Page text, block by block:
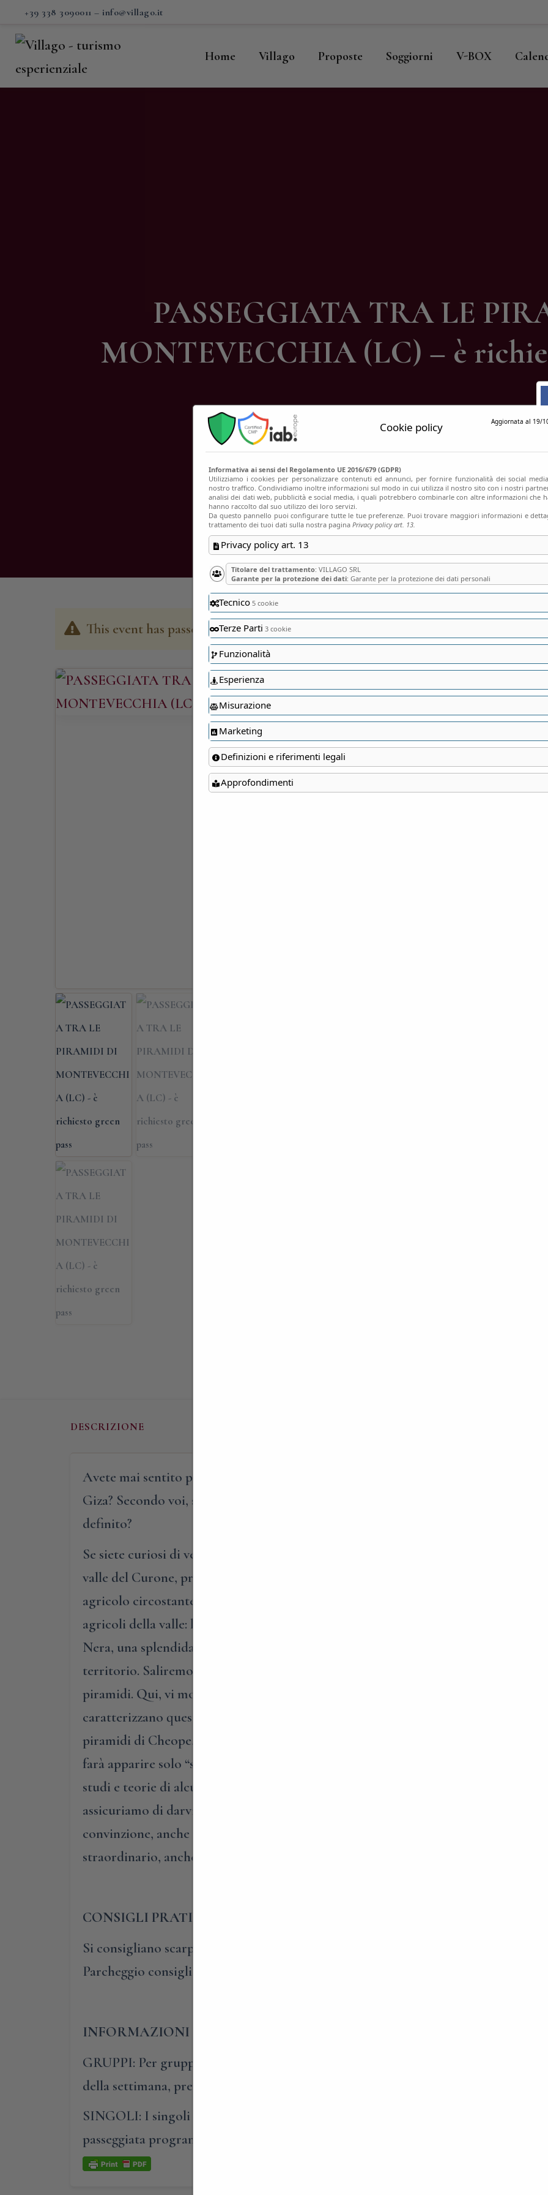
+39 338 3090011 – info@villago.it
Home Villago Proposte Soggiorni V-BOX
PASSEGGIATA TRA LE
MONTEVECCHIA (LC) – è
Villago
Proposte
This event has passed
PASSEGGIATA
MONTEVECCHIA
27 Marzo 2022
Inserisci qui sotto il
DESCRIZIONE
Avete mai sentito parlare delle famose “Piramidi di Montevecchia” e dei loro
Giza? Secondo voi, sono casuali formazioni geologiche o costruzioni esoteriche
definito?
Se siete curiosi di vedere da vicino questo straordinario fenomeno, vi proponiamo
valle del Curone, proprio ai piedi di Montevecchia, alla scoperta di queste
agricolo circostante. Vi accompagneremo lungo affascinanti percorsi sterrati che
agricoli della valle: la Galbusera Bianca, oggi trasformata in un bellissimo
Nera, una splendida azienda vitivinicola con ricettività che, oggi come allora,
territorio. Saliremo poi lungo i terrazzamenti coltivati, passeremo tra boschi e
piramidi. Qui, vi mostreremo un paesaggio mozzafiato e vi racconteremo le storie
caratterizzano questo luogo. Vi sembrerà di essere in un posto “fatato”, quasi
piramidi di Cheope, Chefren e Micerino vi sembreranno davvero “trascendenti”,
farà apparire solo “sorprendenti”. Cercheremo di dipanare alcuni dubbi, le vostre
studi e teorie di alcuni studiosi che si sono cimentati nella soluzione di questo
assicuriamo di darvi proprio tutte le risposte…Ognuno di voi si farà una propria
convinzione, anche se non completamente certa, ma sicuramente vi resterà il
straordinario, anche solo per la bellezza del suo panorama e dei suoi “eroici” vigneti.
CONSIGLI PRATICI
Si consigliano scarpe comode, il percorso è strutturato su più livelli tra salite e
Parcheggio consigliato in zons limitrofa alla chiesa Sant’Ambrogio al Monte.
INFORMAZIONI E PRENOTAZIONI
GRUPPI: Per gruppi composti da almeno 15 persone, la passeggiata può essere
della settimana, previa prenotazione.
SINGOLI: I singoli o i piccoli gruppi costituiti da meno di 14 persone, possono
passeggiata programmata nel calendario-eventi.
Cookie policy Aggiornata al 19/
Informativa ai sensi del Regolamento UE 2016/679 (GDPR)
Utilizziamo i cookies per personalizzare contenuti ed annunci, per fornire funzionalità dei social
nostro traffico. Condividiamo inoltre informazioni sul modo in cui utilizza il nostro sito con i nostri
analisi dei dati web, pubblicità e social media, i quali potrebbero combinarle con altre informazioni che
hanno raccolto dal suo utilizzo dei loro servizi.
Da questo pannello puoi configurare tutte le tue preferenze. Puoi trovare maggiori informazioni e
trattamento dei tuoi dati sulla nostra pagina Privacy policy art. 13.
Privacy policy art. 13
Titolare del trattamento: VILLAGO SRL
Garante per la protezione dei dati: Garante per la protezione dei dati personali
Tecnico 5 cookie
Terze Parti 3 cookie
Funzionalità
Esperienza
Misurazione
Marketing
Definizioni e riferimenti legali
Approfondimenti